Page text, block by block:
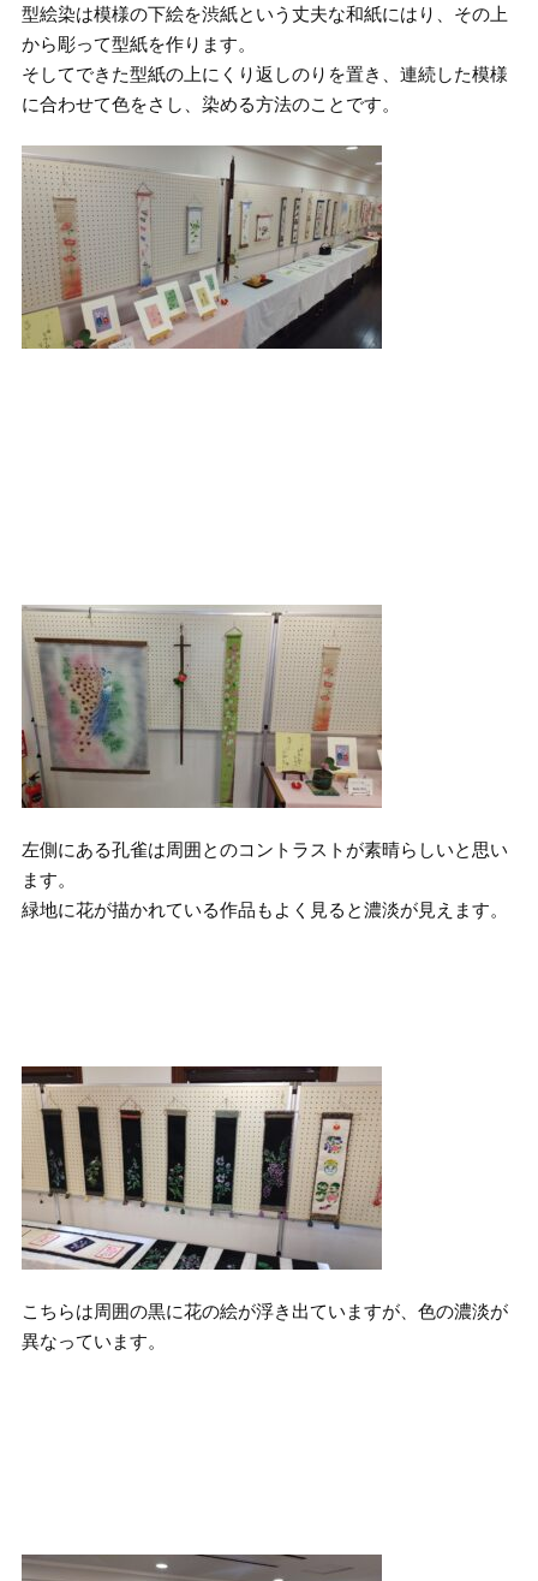
型絵染は模様の下絵を渋紙という丈夫な和紙にはり、その上
から彫って型紙を作ります。
そしてできた型紙の上にくり返しのりを置き、連続した模様
に合わせて色をさし、染める方法のことです。
左側にある孔雀は周囲とのコントラストが素晴らしいと思い
ます。
緑地に花が描かれている作品もよく見ると濃淡が見えます。
こちらは周囲の黒に花の絵が浮き出ていますが、色の濃淡が
異なっています。